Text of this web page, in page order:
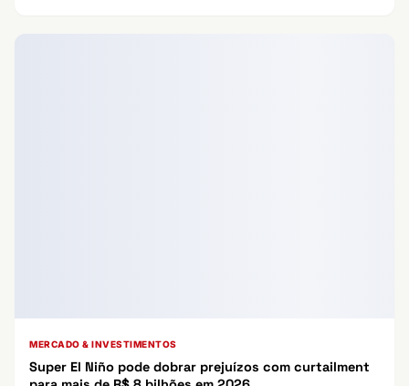
MERCADO & INVESTIMENTOS
Super El Niño pode dobrar prejuízos com curtailment